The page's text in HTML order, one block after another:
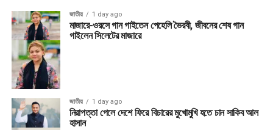
জাতীয় 1 day ago
মাজারে-ওরসে গান গাইতেন পেহেলি ভৈরবী, জীবনের শেষ গান
গাইলেন সিলেটের মাজারে
জাতীয় 1 day ago
নিরাপত্তা পেলে দেশে ফিরে বিচারের মুখোমুখি হতে চান সাকিব আল
হাসান